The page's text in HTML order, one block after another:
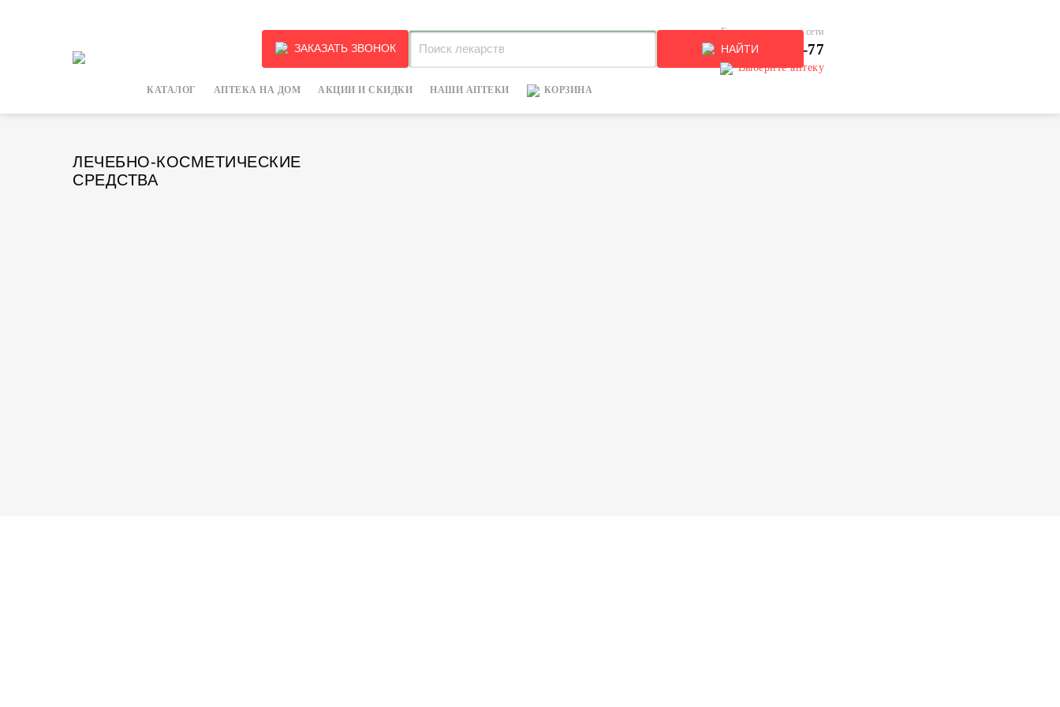
ЗАКАЗАТЬ ЗВОНОК НАЙТИ
КАТАЛОГ АПТЕКА НА ДОМ АКЦИИ И СКИДКИ НАШИ АПТЕКИ КОРЗИНА
Единая справочная сети
+7 (495) 137-77-77
Выберите аптеку
ЛЕЧЕБНО-КОСМЕТИЧЕСКИЕ
СРЕДСТВА